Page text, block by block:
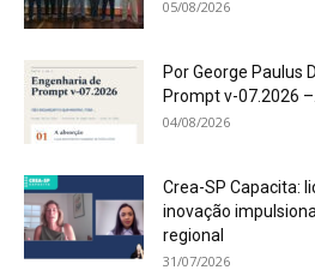
05/08/2026
Por George Paulus
Prompt v-07.2026
04/08/2026
Crea-SP Capacita:
inovação
regional
31/07/2026